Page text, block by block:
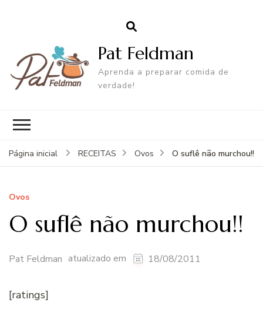
Pat Feldman
Aprenda a preparar comida de
verdade!
Página inicial RECEITAS Ovos O suflê não murchou!!
Ovos
O suflê não murchou!!
Pat Feldman atualizado em 18/08/2011
[ratings]